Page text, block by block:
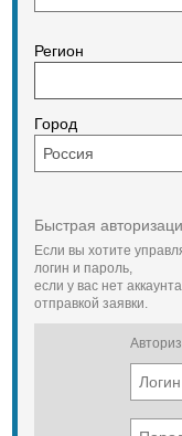
Регион
Город
Быстрая
Если вы хотите
логин и пароль,
если у вас нет
отправкой заявки.